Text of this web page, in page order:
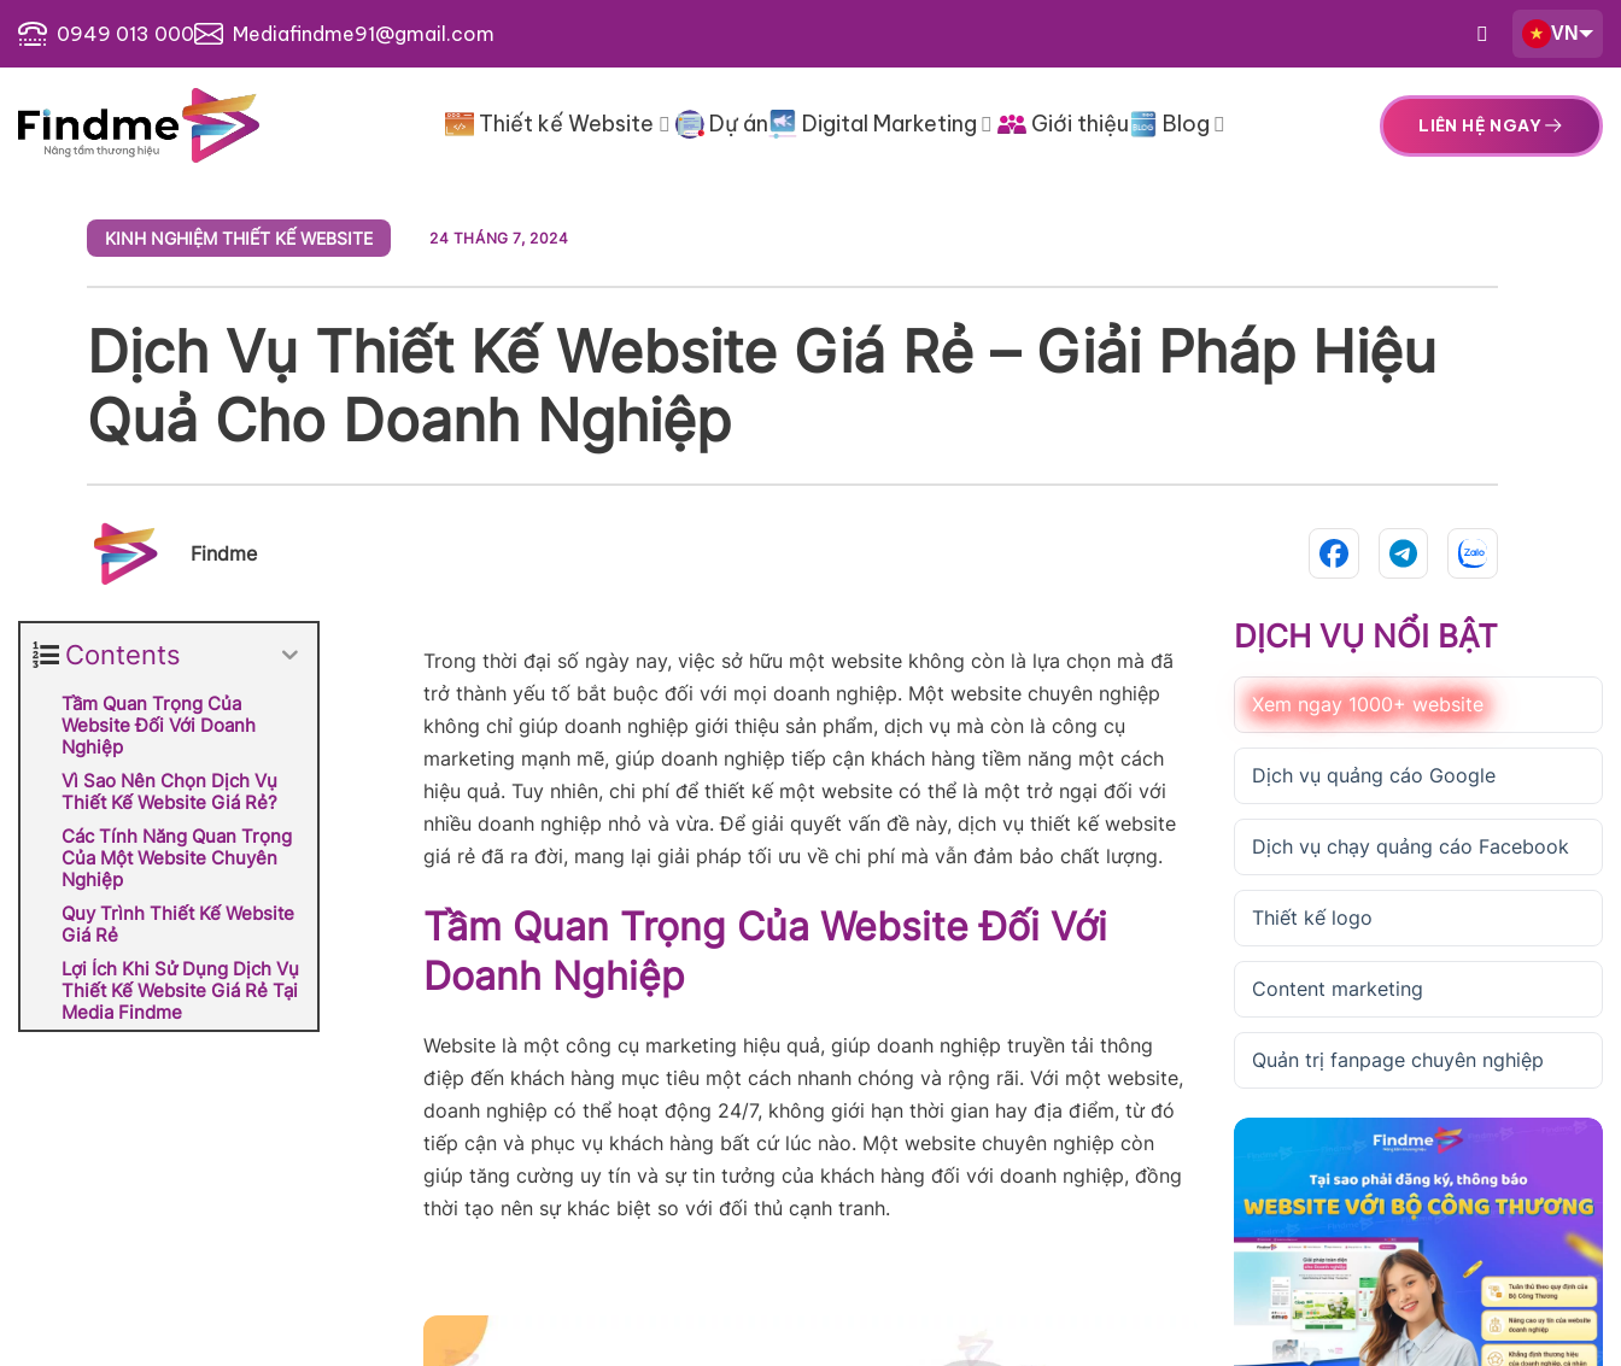
qua
nội
dung
0949 013 000 Mediafindme91@gmail.com VN
Thiết kế Website Dự án Digital Marketing Giới thiệu Blog LIÊN HỆ NGAY
KINH NGHIỆM THIẾT KẾ WEBSITE 24 THÁNG 7, 2024
Dịch Vụ Thiết Kế Website Giá Rẻ – Giải Pháp Hiệu
Quả Cho Doanh Nghiệp
Findme
Contents
Tầm Quan Trọng Của
Website Đối Với Doanh
Nghiệp
Vì Sao Nên Chọn Dịch Vụ
Thiết Kế Website Giá Rẻ?
Các Tính Năng Quan Trọng
Của Một Website Chuyên
Nghiệp
Quy Trình Thiết Kế Website
Giá Rẻ
Lợi Ích Khi Sử Dụng Dịch Vụ
Thiết Kế Website Giá Rẻ Tại
Media Findme
Trong thời đại số ngày nay, việc sở hữu một website không còn là lựa chọn mà đã
trở thành yếu tố bắt buộc đối với mọi doanh nghiệp. Một website chuyên nghiệp
không chỉ giúp doanh nghiệp giới thiệu sản phẩm, dịch vụ mà còn là công cụ
marketing mạnh mẽ, giúp doanh nghiệp tiếp cận khách hàng tiềm năng một cách
hiệu quả. Tuy nhiên, chi phí để thiết kế một website có thể là một trở ngại đối với
nhiều doanh nghiệp nhỏ và vừa. Để giải quyết vấn đề này, dịch vụ thiết kế website
giá rẻ đã ra đời, mang lại giải pháp tối ưu về chi phí mà vẫn đảm bảo chất lượng.
Tầm Quan Trọng Của Website Đối Với
Doanh Nghiệp
Website là một công cụ marketing hiệu quả, giúp doanh nghiệp truyền tải thông
điệp đến khách hàng mục tiêu một cách nhanh chóng và rộng rãi. Với một website,
doanh nghiệp có thể hoạt động 24/7, không giới hạn thời gian hay địa điểm, từ đó
tiếp cận và phục vụ khách hàng bất cứ lúc nào. Một website chuyên nghiệp còn
giúp tăng cường uy tín và sự tin tưởng của khách hàng đối với doanh nghiệp, đồng
thời tạo nên sự khác biệt so với đối thủ cạnh tranh.
DỊCH VỤ NỔI BẬT
Xem ngay 1000+ website
Dịch vụ quảng cáo Google
Dịch vụ chạy quảng cáo Facebook
Thiết kế logo
Content marketing
Quản trị fanpage chuyên nghiệp